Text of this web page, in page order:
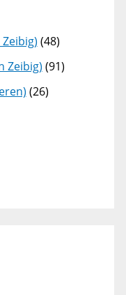
(48)
Zeibig) (91)
(26)